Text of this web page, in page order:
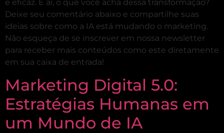
e eficaz. E aí, o que você acha dessa transformação?
Deixe seu comentário abaixo e compartilhe suas
ideias sobre como a IA está mudando o marketing.
Não esqueça de se inscrever em nossa newsletter
para receber mais conteúdos como este diretamente
em sua caixa de entrada!
Marketing Digital 5.0:
Estratégias Humanas em
um Mundo de IA